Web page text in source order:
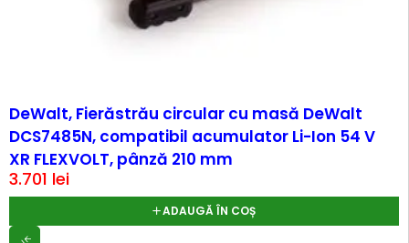
DeWalt, Fierăstrău circular cu masă DeWalt
DCS7485N, compatibil acumulator Li-Ion 54 V
XR FLEXVOLT, pânză 210 mm
3.701 lei
ADAUGĂ ÎN COȘ